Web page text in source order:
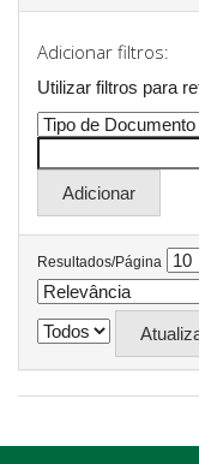
Adicionar filtros:
Utilizar filtros para
Resultados/Página